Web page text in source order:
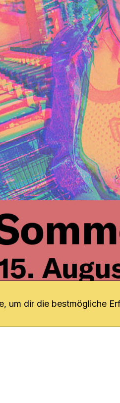
Live auf deiner
Wir sprechen mit
also ruhig all deine
Empfang
Netiquette
um dir die bestmögliche